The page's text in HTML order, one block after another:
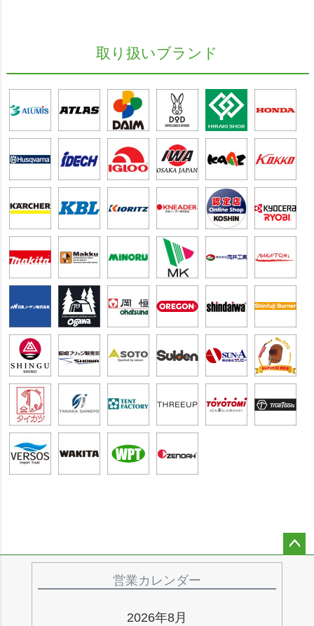
取り扱いブランド
営業カレンダー
2026年8月